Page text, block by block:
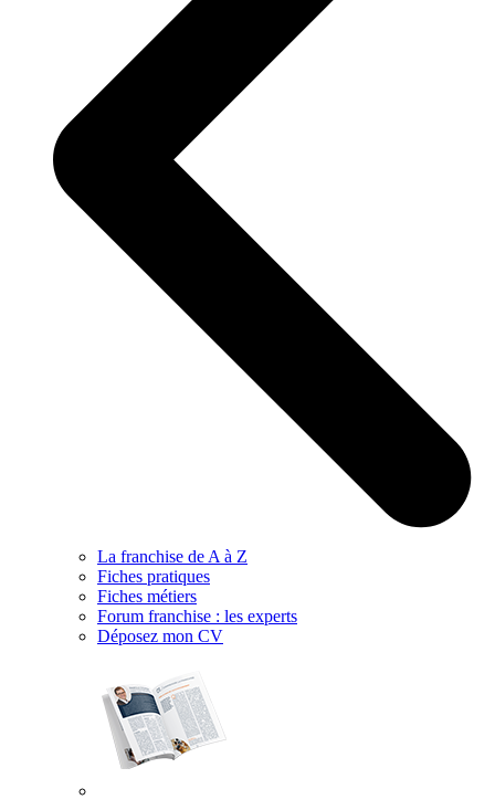
La franchise de A à Z
Fiches pratiques
Fiches métiers
Forum franchise : les experts
Déposez mon CV